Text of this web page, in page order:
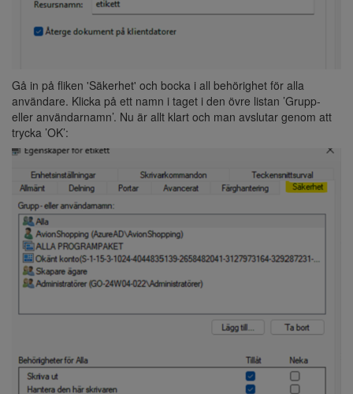
Gå in på fliken 'Säkerhet' och bocka i all behörighet för alla
användare. Klicka på ett namn i taget i den övre listan ’Grupp-
eller användarnamn’. Nu är allt klart och man avslutar genom att
trycka ’OK’: